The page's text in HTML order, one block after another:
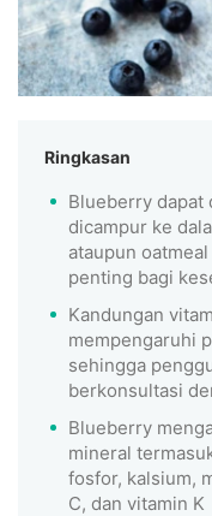
Ringkasan
Blueberry dapat
dicampur ke
ataupun
penting bagi
Kandungan
mempengaruhi
sehingga
berkonsultasi
Blueberry
mineral
fosfor, kalsium,
C, dan vitamin K